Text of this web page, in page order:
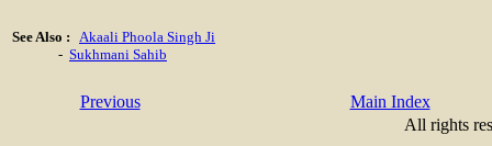
See Also : Akaali Phoola Singh Ji
- Sukhmani Sahib
Previous
Main Index
All rights